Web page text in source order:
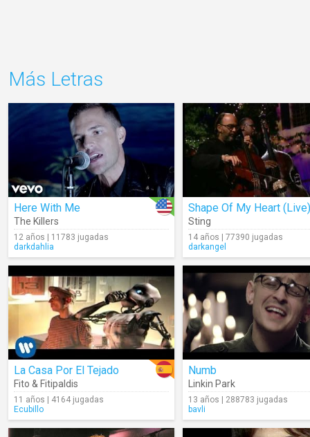
Más Letras
Here With Me
The Killers
12 años | 11783 jugadas
darkdahlia
Shape Of My Heart (Live)
Sting
14 años | 77390 jugadas
darkangel
La Casa Por El Tejado
Fito & Fitipaldis
11 años | 4164 jugadas
Ecubillo
Numb
Linkin Park
13 años | 288783 jugadas
bavli